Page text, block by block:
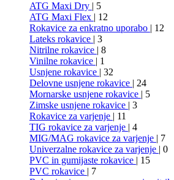
ATG Maxi Dry | 5
ATG Maxi Flex | 12
Rokavice za enkratno uporabo | 12
Lateks rokavice | 3
Nitrilne rokavice | 8
Vinilne rokavice | 1
Usnjene rokavice | 32
Delovne usnjene rokavice | 24
Mornarske usnjene rokavice | 5
Zimske usnjene rokavice | 3
Rokavice za varjenje | 11
TIG rokavice za varjenje | 4
MIG/MAG rokavice za varjenje | 7
Univerzalne rokavice za varjenje | 0
PVC in gumijaste rokavice | 15
PVC rokavice | 7